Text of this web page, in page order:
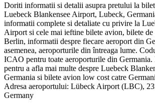
Doriti informatii si detalii asupra pretului la
Luebeck Blankensee Airport, Lubeck,
informatii complete si detaliate cu privire la
Airport si cele mai ieftine bilete avion, bilete
Berlin, informatii despre fiecare aeroport din
asemenea, aeroporturile din întreaga lume.
ICAO pentru toate aeroporturile din
pentru a afla mai multe despre Luebeck
Germania si bilete avion low cost catre
Adresa aeroportului: Lübeck Airport (LBC),
Germany